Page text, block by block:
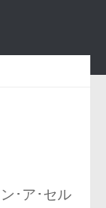
･ア･セル